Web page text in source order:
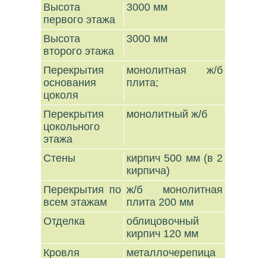
Высота
первого этажа
3000 мм
Высота
второго этажа
3000 мм
Перекрытия
основания
цоколя
монолитная ж/б
плита;
Перекрытия
цокольного
этажа
монолитный ж/б
Стены
кирпич 500 мм (в 2
кирпича)
Перекрытия по
всем этажам
ж/б монолитная
плита 200 мм
Отделка
облицовочный
кирпич 120 мм
Кровля
металлочерепица